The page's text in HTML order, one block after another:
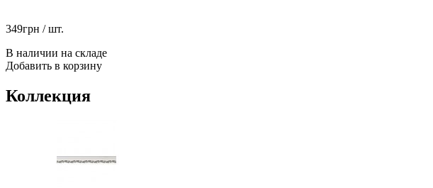
349грн / шт.
В наличии на складе
Добавить в корзину
Коллекция